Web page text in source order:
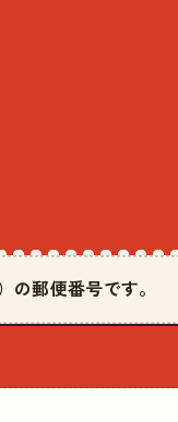
郵便番号です。